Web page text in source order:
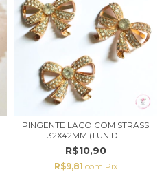
PINGENTE LAÇO COM STRASS
32X42MM (1 UNID...
R$10,90
R$9,81 com Pix